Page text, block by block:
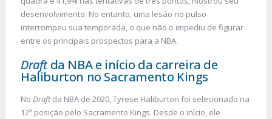
desenvolvimento. No entanto, uma lesão no pulso
interrompeu sua temporada, o que não o impediu de figurar
entre os principais prospectos para a NBA.
Draftda NBA e início da carreira de
Haliburton no Sacramento Kings
No Draftda NBA de 2020, Tyrese Haliburton foi selecionado na
12ª posição pelo Sacramento Kings. Desde o início, ele